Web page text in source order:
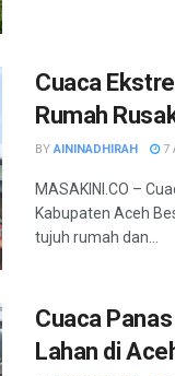
Cuaca
Rumah
BY AININADHIRAH 7
MASAKINI.CO –
Kabupaten Aceh
tujuh rumah dan...
Cuaca
Lahan di